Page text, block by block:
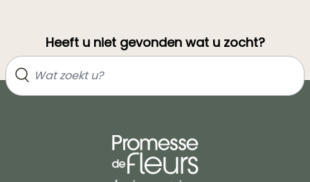
Heeft u niet gevonden wat u zocht?